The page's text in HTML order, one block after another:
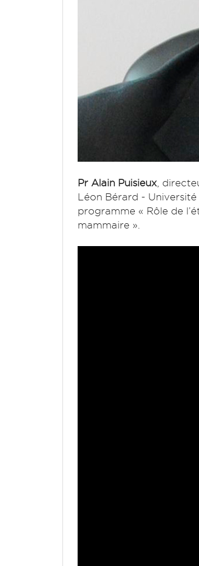
Pr Alain Puisieux ,
Léon Bérard -
programme « Rôle de
mammaire ».